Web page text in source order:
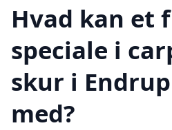
Hvad kan et
speciale i
skur i
med?